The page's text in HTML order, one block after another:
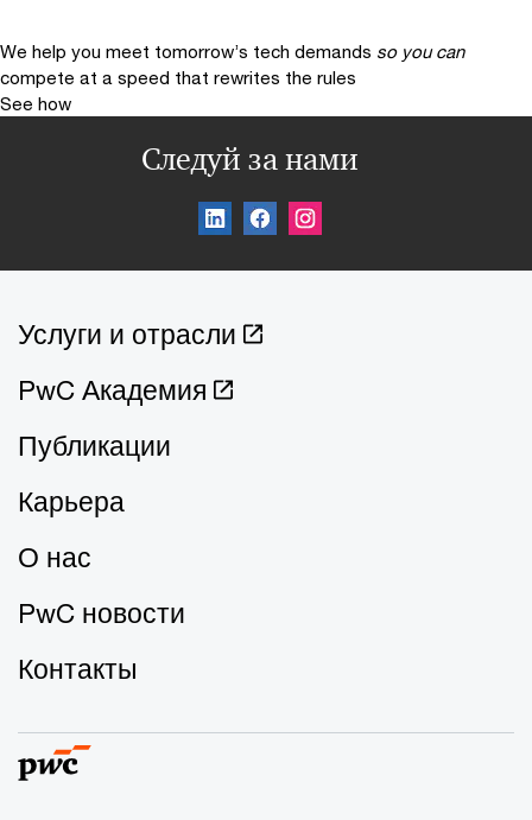
We help you meet tomorrow’s tech demands so you can
compete at a speed that rewrites the rules
See how
Следуй за нами
Услуги и отрасли
PwC Академия
Публикации
Карьера
О нас
PwC новости
Контакты